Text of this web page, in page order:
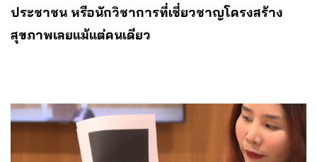
ประชาชน หรือนักวิชาการที่เชี่ยวชาญโครงสร้าง
สุขภาพเลยแม้แต่คนเดียว